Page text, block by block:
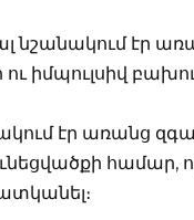
նշանակում էր
իմպուլսիվ
էր առանց
համար,